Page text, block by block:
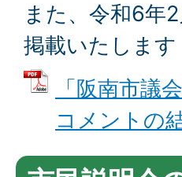
また、令和6年
掲載いたします
「阪南市議
コメントの